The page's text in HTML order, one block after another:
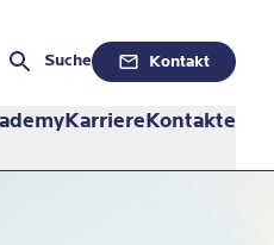
Suche Kontakt
KarriereKontakte